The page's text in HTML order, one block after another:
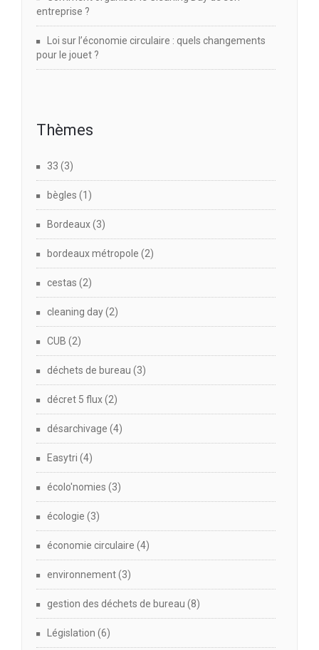
entreprise ?
Loi sur l’économie circulaire : quels changements
pour le jouet ?
Thèmes
33 (3)
bègles (1)
Bordeaux(3)
bordeaux métropole (2)
cestas (2)
cleaning day(2)
CUB (2)
déchets de bureau (3)
décret 5 flux(2)
désarchivage (4)
Easytri (4)
écolo'nomies (3)
écologie (3)
économie circulaire (4)
environnement(3)
gestion des déchets de bureau (8)
Législation (6)